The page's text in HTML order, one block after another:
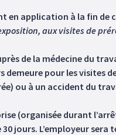
en application à la fin de
aux visites de
de la médecine du
pour les visites
ou à un accident du
(organisée durant
jours. L’employeur sera